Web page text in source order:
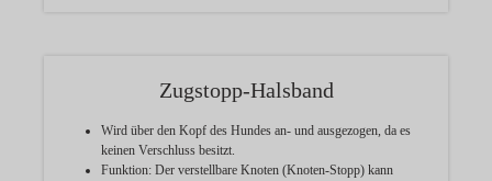
Zugstopp-Halsband
Wird über den Kopf des Hundes an- und ausgezogen, da es
keinen Verschluss besitzt.
Funktion: Der verstellbare Knoten (Knoten-Stopp) kann